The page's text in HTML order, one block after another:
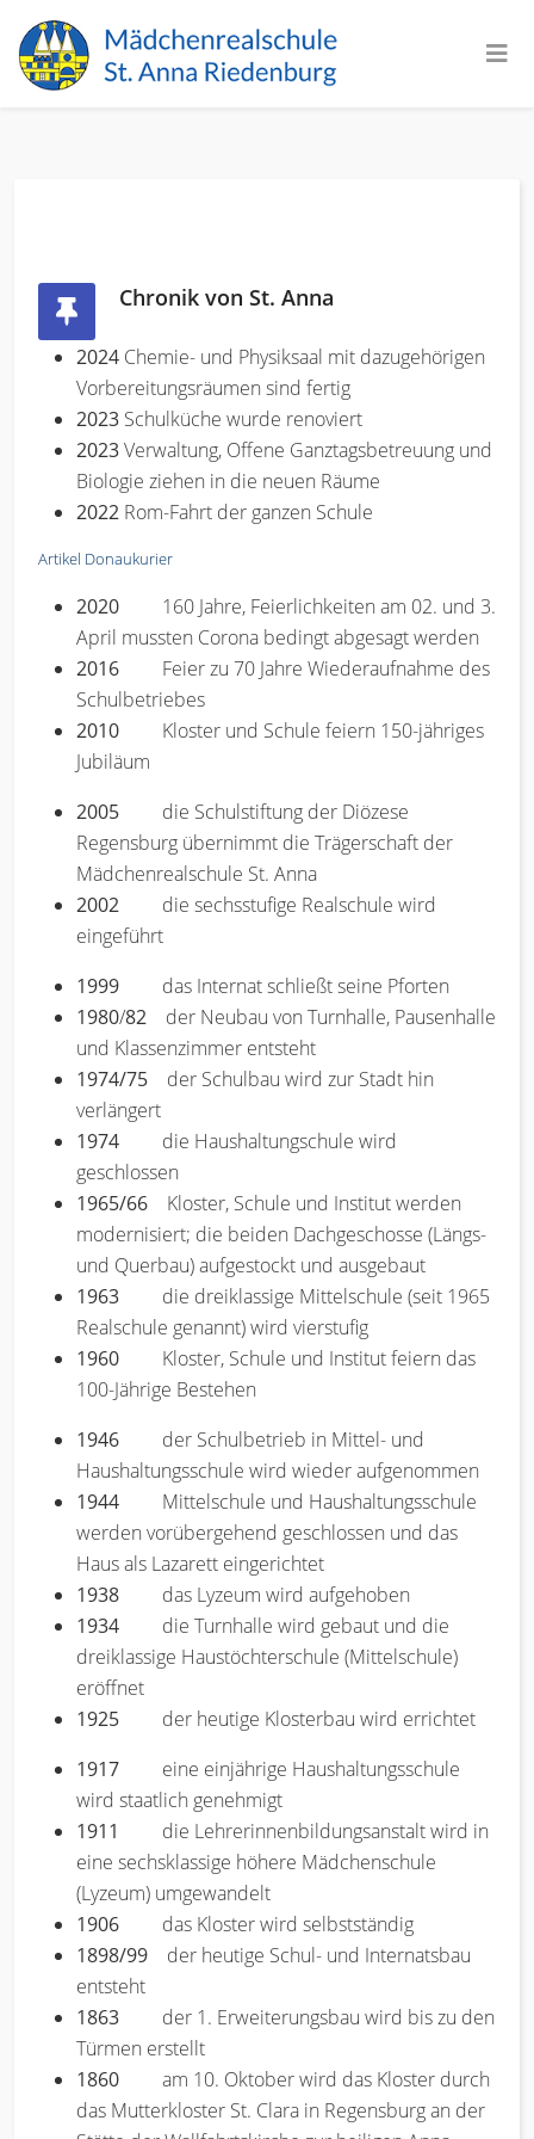
Chronik von St. Anna
2024 Chemie- und Physiksaal mit dazugehörigen
Vorbereitungsräumen sind fertig
2023 Schulküche wurde renoviert
2023Verwaltung, Offene Ganztagsbetreuung und
Biologie ziehen in die neuen Räume
2022 Rom-Fahrt der ganzen Schule
Artikel Donaukurier
2020
160 Jahre, Feierlichkeiten am 02. und 3.
April mussten Corona bedingt abgesagt werden
2016 Feier zu 70 Jahre Wiederaufnahme des
Schulbetriebes
2010 Kloster und Schule feiern 150-jähriges
Jubiläum
2005 die Schulstiftung der Diözese
Regensburg übernimmt die Trägerschaft der
Mädchenrealschule St. Anna
2002 die sechsstufige Realschule wird
eingeführt
1999 das Internat schließt seine Pforten
1980/82 der Neubau von Turnhalle, Pausenhalle
und Klassenzimmer entsteht
1974/75 der Schulbau wird zur Stadt hin
verlängert
1974 die Haushaltungschule wird
geschlossen
1965/66 Kloster, Schule und Institut werden
modernisiert; die beiden Dachgeschosse (Längs-
und Querbau) aufgestockt und ausgebaut
1963 die dreiklassige Mittelschule (seit 1965
Realschule genannt) wird vierstufig
1960 Kloster, Schule und Institut feiern das
100-Jährige Bestehen
1946 der Schulbetrieb in Mittel- und
Haushaltungsschule wird wieder aufgenommen
1944 Mittelschule und Haushaltungsschule
werden vorübergehend geschlossen und das
Haus als Lazarett eingerichtet
1938 das Lyzeum wird aufgehoben
1934 die Turnhalle wird gebaut und die
dreiklassige Haustöchterschule (Mittelschule)
eröffnet
1925 der heutige Klosterbau wird errichtet
1917 eine einjährige Haushaltungsschule
wird staatlich genehmigt
1911 die Lehrerinnenbildungsanstalt wird in
eine sechsklassige höhere Mädchenschule
(Lyzeum) umgewandelt
1906 das Kloster wird selbstständig
1898/99 der heutige Schul- und Internatsbau
entsteht
1863 der 1. Erweiterungsbau wird bis zu den
Türmen erstellt
1860
am 10. Oktober wird das Kloster durch
das Mutterkloster St. Clara in Regensburg an der